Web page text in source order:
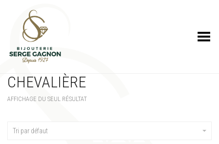
Toggle Menu
CHEVALIÈRE
AFFICHAGE DU SEUL RÉSULTAT
Tri par défaut